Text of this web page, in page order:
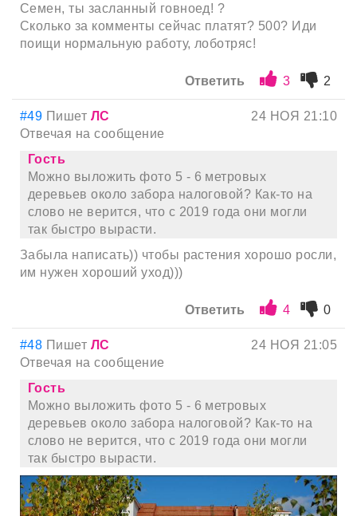
Семен, ты засланный говноед! ?
Сколько за комменты сейчас платят? 500? Иди
поищи нормальную работу, лоботряс!
Ответить 3 2
#49 Пишет ЛС
24 НОЯ 21:10
Отвечая на сообщение
Гость
Можно выложить фото 5 - 6 метровых
деревьев около забора налоговой? Как-то на
слово не верится, что с 2019 года они могли
так быстро вырасти.
Забыла написать)) чтобы растения хорошо росли,
им нужен хороший уход)))
Ответить 4 0
#48 Пишет ЛС
24 НОЯ 21:05
Отвечая на сообщение
Гость
Можно выложить фото 5 - 6 метровых
деревьев около забора налоговой? Как-то на
слово не верится, что с 2019 года они могли
так быстро вырасти.